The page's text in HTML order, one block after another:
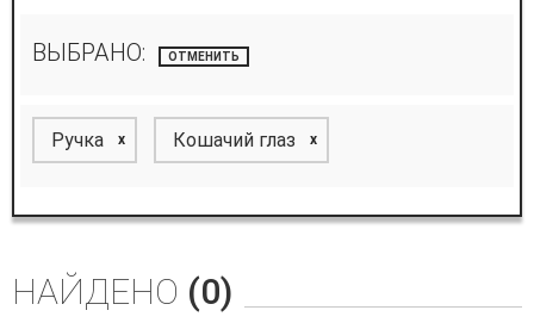
ВЫБРАНО: ОТМЕНИТЬ
Ручка x Кошачий глаз x
НАЙДЕНО (0)